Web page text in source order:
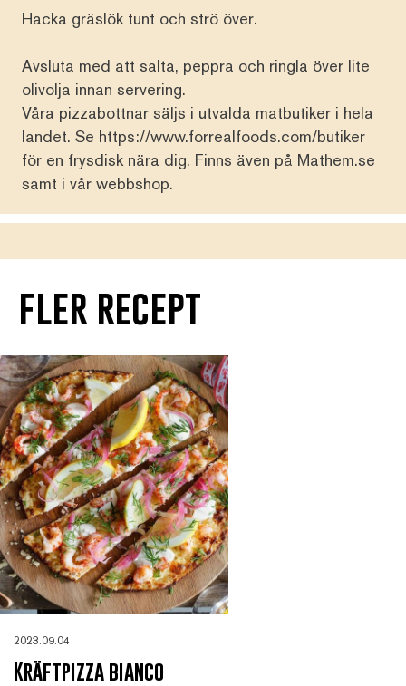
Hacka gräslök tunt och strö över.
Avsluta med att salta, peppra och ringla över lite
olivolja innan servering.
Våra pizzabottnar säljs i utvalda matbutiker i hela
landet. Se https://www.forrealfoods.com/butiker
för en frysdisk nära dig. Finns även på Mathem.se
samt i vår webbshop.
fler recept
2023.09.04
Kräftpizza bianco